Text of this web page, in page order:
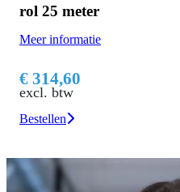
rol 25 meter
Meer informatie
€ 314,60
excl. btw
Bestellen